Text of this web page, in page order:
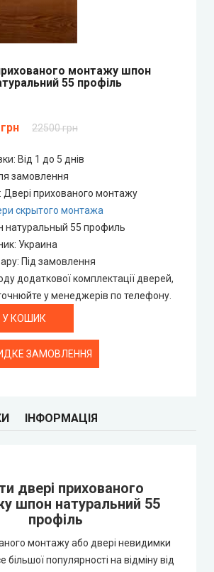
двері)
Стайл під фарбування)
Дорс)
монтажу шпон
55 профіль
22500 грн
Від 1 до 5 днів
замовлення
: Двері прихованого монтажу
скрытого монтажа
натуральный 55 профиль
: Украина
: Під замовлення
додаткової комплектації дверей,
у менеджерів по телефону.
ЗАМОВЛЕННЯ
ІНФОРМАЦІЯ
двері прихованого
шпон натуральний 55
профіль
монтажу або двері невидимки
популярності на відміну від